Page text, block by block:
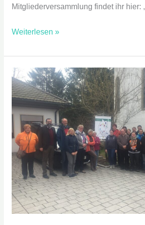
Mitgliederversammlung findet ihr hier: ,
Weiterlesen »
Spiele
–
Symposium
2017
Titisee-
Neustadt